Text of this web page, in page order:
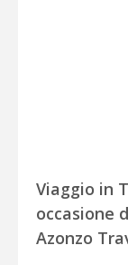
Viaggio in
occasione
Azonzo